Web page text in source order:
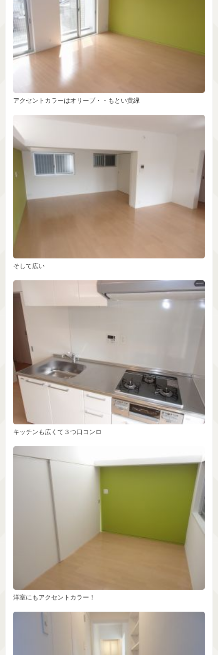
アクセントカラーはオリーブ・・もとい黄緑
そして広い
キッチンも広くて３つ口コンロ
洋室にもアクセントカラー！